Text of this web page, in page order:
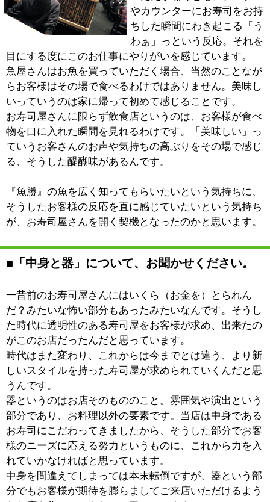
お寿司屋さんは敷居が高くて入りずらいという方もいら
っしゃると思いますが、居酒屋感覚でお仕事帰りに気軽
に立ち寄っていただければと思います。ラーメンを食べ
るのと同じように当店をご利用いただけたらと。
是非一度、当店の新鮮なお寿司を召し上がってみてくだ
さい。従業員一同皆様のお越しを心よりお待ちしており
ます。
※上記記事は2010.12に取材掲載したものです。
個人の主観的な評価や情報時間の経過による変化などが
ございます事をご了承ください。
ジャンル : ●すし
03-3646-0165
定休日 水曜・月2回不定休
最寄駅 : 西大島駅
WEB :
営業時間 11：00～20：00
駐車場 : 無
このページの先頭へ
江戸川区時間 墨田区時間 葛飾区時間
© 2013 art blue Inc.